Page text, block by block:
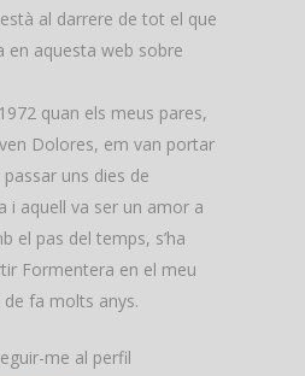
al darrere de tot el que
en aquesta web sobre
quan els meus pares,
Dolores, em van portar
uns dies de
i aquell va ser un amor a
el pas del temps, s’ha
Formentera en el meu
fa molts anys.
me al perfil